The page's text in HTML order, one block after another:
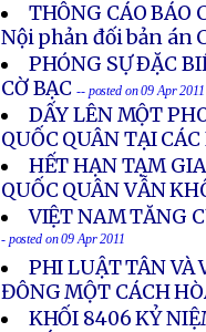
THÔNG CÁO
Nội phản đối bản án
PHÓNG SỰ ÐẶC
CỜ BẠC -- posted on 09 Apr 2011
DẤY LÊN MỘT
QUỐC QUÂN TẠI
HẾT HẠN TẠM
QUỐC QUÂN VẪN
VIỆT NAM TĂNG
- posted on 09 Apr 2011
PHI LUẬT TÂN VÀ
ĐÔNG MỘT CÁCH
KHỐI 8406 KỶ